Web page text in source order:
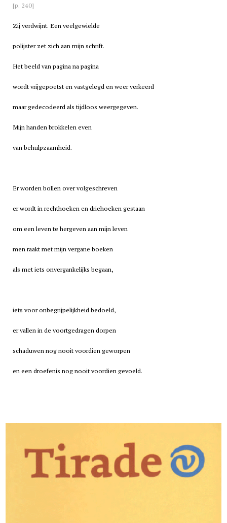
[p. 240]
Zij verdwijnt. Een veelgewielde
polijster zet zich aan mijn schrift.
Het beeld van pagina na pagina
wordt vrijgepoetst en vastgelegd en weer verkeerd
maar gedecodeerd als tijdloos weergegeven.
Mijn handen brokkelen even
van behulpzaamheid.
Er worden bollen over volgeschreven
er wordt in rechthoeken en driehoeken gestaan
om een leven te hergeven aan mijn leven
men raakt met mijn vergane boeken
als met iets onvergankelijks begaan,
iets voor onbegrijpelijkheid bedoeld,
er vallen in de voortgedragen dorpen
schaduwen nog nooit voordien geworpen
en een droefenis nog nooit voordien gevoeld.